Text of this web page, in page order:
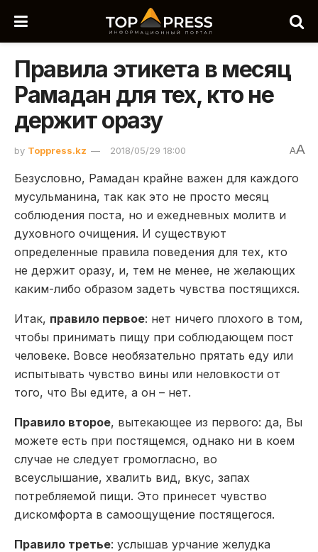
Правила этикета в месяц
Рамадан для тех, кто не
держит оразу
by Toppress.kz 2018/05/29 18:00 AA
Безусловно, Рамадан крайне важен для каждого
мусульманина, так как это не просто месяц
соблюдения поста, но и ежедневных молитв и
духовного очищения. И существуют
определенные правила поведения для тех, кто
не держит оразу, и, тем не менее, не желающих
каким-либо образом задеть чувства постящихся.
Итак, правило первое: нет ничего плохого в том,
чтобы принимать пищу при соблюдающем пост
человеке. Вовсе необязательно прятать еду или
испытывать чувство вины или неловкости от
того, что Вы едите, а он – нет.
Правило второе, вытекающее из первого: да, Вы
можете есть при постящемся, однако ни в коем
случае не следует громогласно, во
всеуслышание, хвалить вид, вкус, запах
потребляемой пищи. Это принесет чувство
дискомфорта в самоощущение постящегося.
Правило третье: услышав урчание желудка